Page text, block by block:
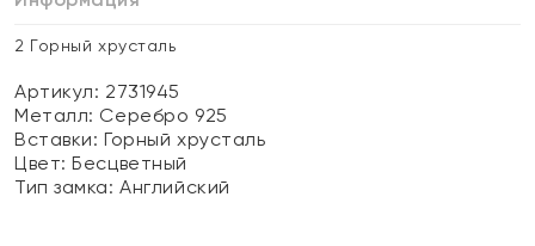
2 Горный хрусталь
Артикул: 2731945
Металл: Серебро 925
Вставки:Горный хрусталь
Цвет:Бесцветный
Тип замка:Английский